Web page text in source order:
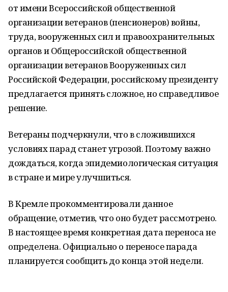
от имени Всероссийской общественной
организации ветеранов (пенсионеров) войны,
труда, вооруженных сил и правоохранительных
органов и Общероссийской общественной
организации ветеранов Вооруженных сил
Российской Федерации, российскому президенту
предлагается принять сложное, но справедливое
решение.
Ветераны подчеркнули, что в сложившихся
условиях парад станет угрозой. Поэтому важно
дождаться, когда эпидемиологическая ситуация
в стране и мире улучшиться.
В Кремле прокомментировали данное
обращение, отметив, что оно будет рассмотрено.
В настоящее время конкретная дата переноса не
определена. Официально о переносе парада
планируется сообщить до конца этой недели.